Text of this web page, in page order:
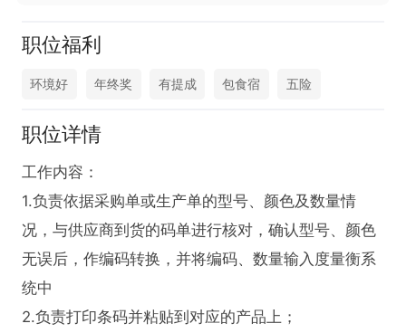
职位福利
环境好 年终奖 有提成 包食宿 五险
职位详情
工作内容：
1.负责依据采购单或生产单的型号、颜色及数量情
况，与供应商到货的码单进行核对，确认型号、颜色
无误后，作编码转换，并将编码、数量输入度量衡系
统中
2.负责打印条码并粘贴到对应的产品上；